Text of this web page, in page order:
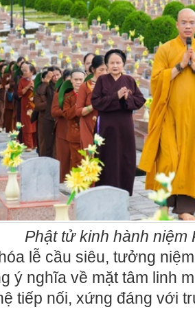
Phật tử kinh hành niệm
lễ cầu siêu, tưởng
ý nghĩa về mặt tâm linh
tiếp nối, xứng đáng với